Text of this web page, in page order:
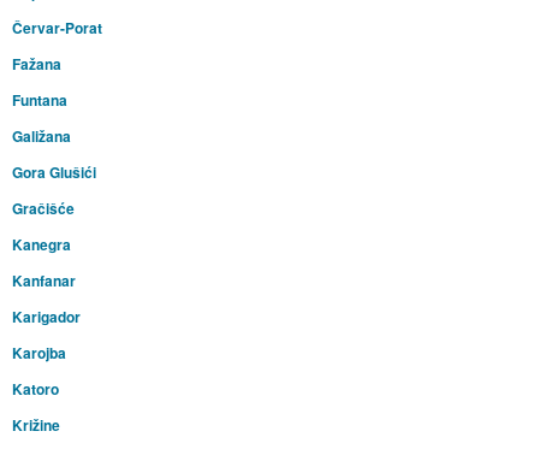
Červar-Porat
Fažana
Funtana
Galižana
Gora Glušići
Gračišće
Kanegra
Kanfanar
Karigador
Karojba
Katoro
Križine